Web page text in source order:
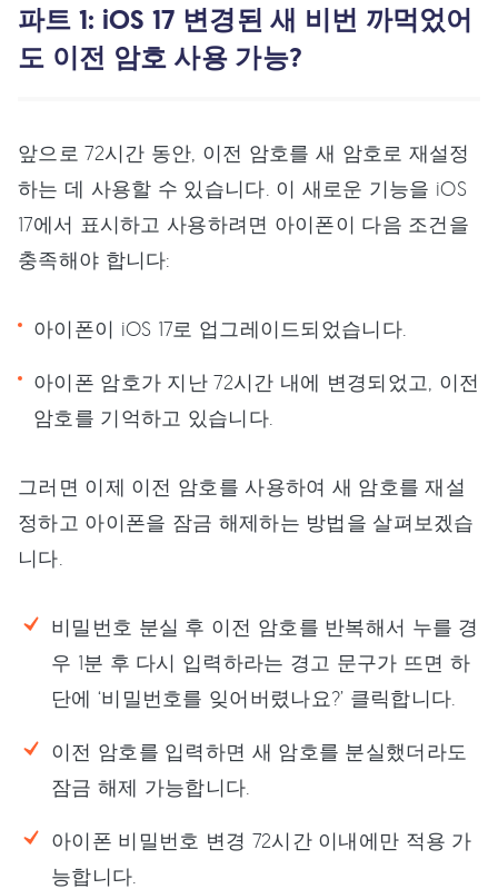
파트 1: iOS 17 변경된 새 비번 까먹었어
도 이전 암호 사용 가능?
앞으로 72시간 동안, 이전 암호를 새 암호로 재설정
하는 데 사용할 수 있습니다. 이 새로운 기능을 iOS
17에서 표시하고 사용하려면 아이폰이 다음 조건을
충족해야 합니다:
아이폰이 iOS 17로 업그레이드되었습니다.
아이폰 암호가 지난 72시간 내에 변경되었고, 이전
암호를 기억하고 있습니다.
그러면 이제 이전 암호를 사용하여 새 암호를 재설
정하고 아이폰을 잠금 해제하는 방법을 살펴보겠습
니다.
비밀번호 분실 후 이전 암호를 반복해서 누를 경
우 1분 후 다시 입력하라는 경고 문구가 뜨면 하
단에 ‘비밀번호를 잊어버렸나요?’ 클릭합니다.
이전 암호를 입력하면 새 암호를 분실했더라도
잠금 해제 가능합니다.
아이폰 비밀번호 변경 72시간 이내에만 적용 가
능합니다.